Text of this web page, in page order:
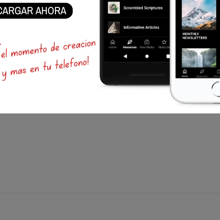
He aquí esto es nuevo? Ya fue en los siglos que nos